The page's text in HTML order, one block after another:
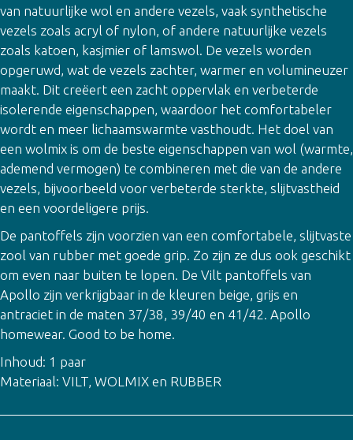
van natuurlijke wol en andere vezels, vaak synthetische
vezels zoals acryl of nylon, of andere natuurlijke vezels
zoals katoen, kasjmier of lamswol. De vezels worden
opgeruwd, wat de vezels zachter, warmer en volumineuzer
maakt. Dit creëert een zacht oppervlak en verbeterde
isolerende eigenschappen, waardoor het comfortabeler
wordt en meer lichaamswarmte vasthoudt. Het doel van
een wolmix is om de beste eigenschappen van wol (warmte,
ademend vermogen) te combineren met die van de andere
vezels, bijvoorbeeld voor verbeterde sterkte, slijtvastheid
en een ​voordeligere prijs.
De pantoffels zijn voorzien van een comfortabele, slijtvaste
zool van rubber met goede grip. Zo zijn ze dus ook geschikt
om even naar buiten te lopen. De Vilt pantoffels van
Apollo zijn verkrijgbaar in de kleuren beige, grijs en
antraciet in de maten 37/38, 39/40 en 41/42. Apollo
homewear. Good to be home.
Inhoud: 1 paar
Materiaal: VILT, WOLMIX en RUBBER